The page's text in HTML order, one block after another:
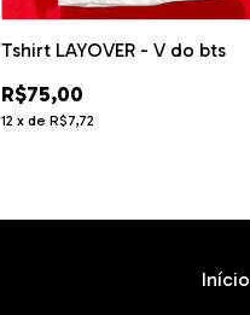
Tshirt LAYOVER - V do bts
R$75,00
12 x de R$7,72
Início